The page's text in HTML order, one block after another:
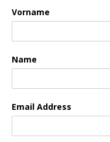
Vorname
Name
Email Address